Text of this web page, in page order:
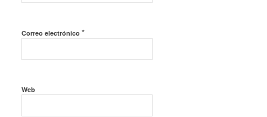
Correo electrónico *
Web